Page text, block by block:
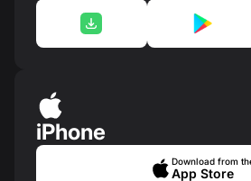
iPhone
Download from
App Store